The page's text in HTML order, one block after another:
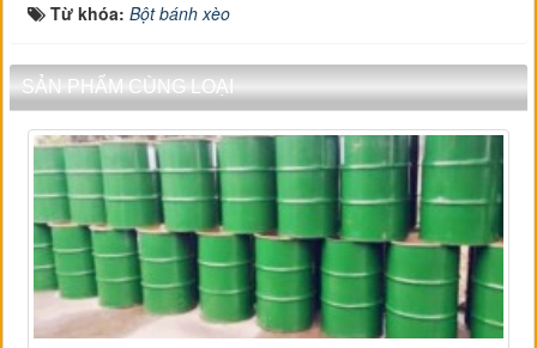
Từ khóa:Bột bánh xèo
SẢN PHẨM CÙNG LOẠI